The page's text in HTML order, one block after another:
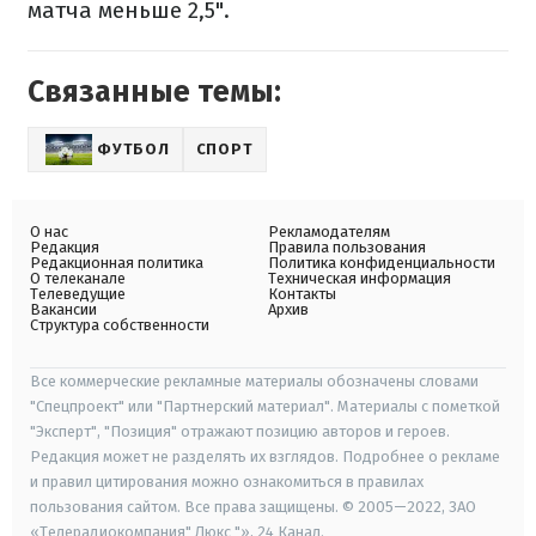
матча меньше 2,5".
Связанные темы:
ФУТБОЛ СПОРТ
О нас
Редакция
Редакционная политика
О телеканале
Телеведущие
Вакансии
Структура собственности
Рекламодателям
Правила пользования
Политика конфиденциальности
Техническая информация
Контакты
Архив
Все коммерческие рекламные материалы обозначены словами
"Спецпроект" или "Партнерский материал". Материалы с пометкой
"Эксперт", "Позиция" отражают позицию авторов и героев.
Редакция может не разделять их взглядов. Подробнее о рекламе
и правил цитирования можно ознакомиться в правилах
пользования сайтом. Все права защищены. © 2005—2022, ЗАО
«Телерадиокомпания" Люкс "», 24 Канал.